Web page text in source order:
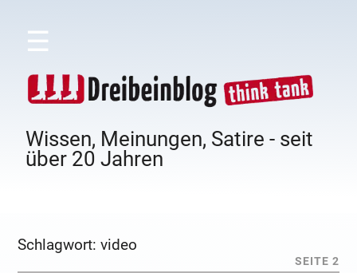
☰
Wissen, Meinungen, Satire - seit
über 20 Jahren
Schlagwort:video
SEITE 2